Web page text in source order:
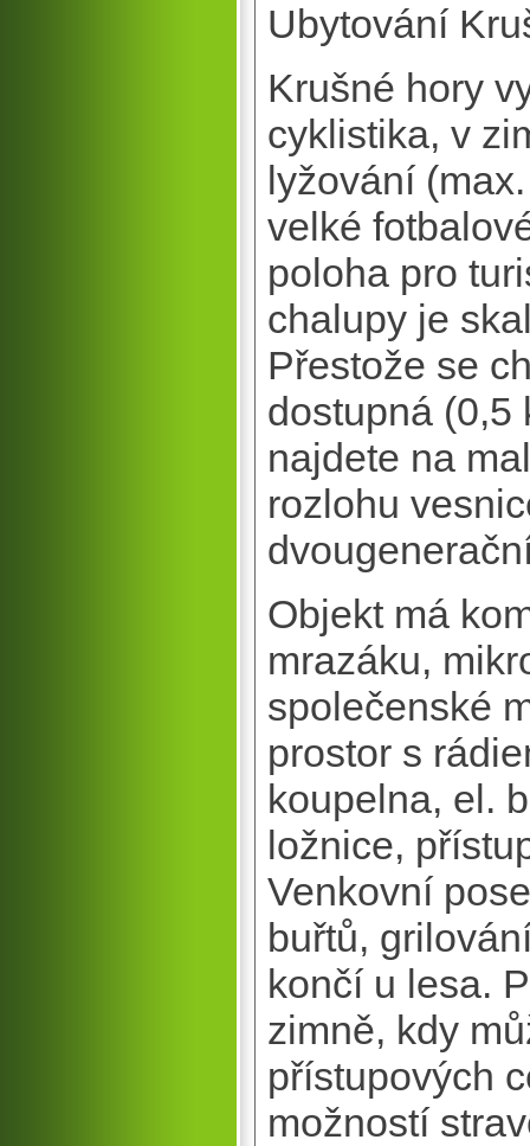
Ubytování
Krušné hory
cyklistika, v
lyžování
velké
poloha pro
chalupy je
Přestože se
dostupná (0,5
najdete na
rozlohu
Objekt má
mrazáku,
společenské
prostor s
koupelna, el.
ložnice,
Venkovní
buřtů,
končí u lesa.
zimně, kdy
přístupových
možností